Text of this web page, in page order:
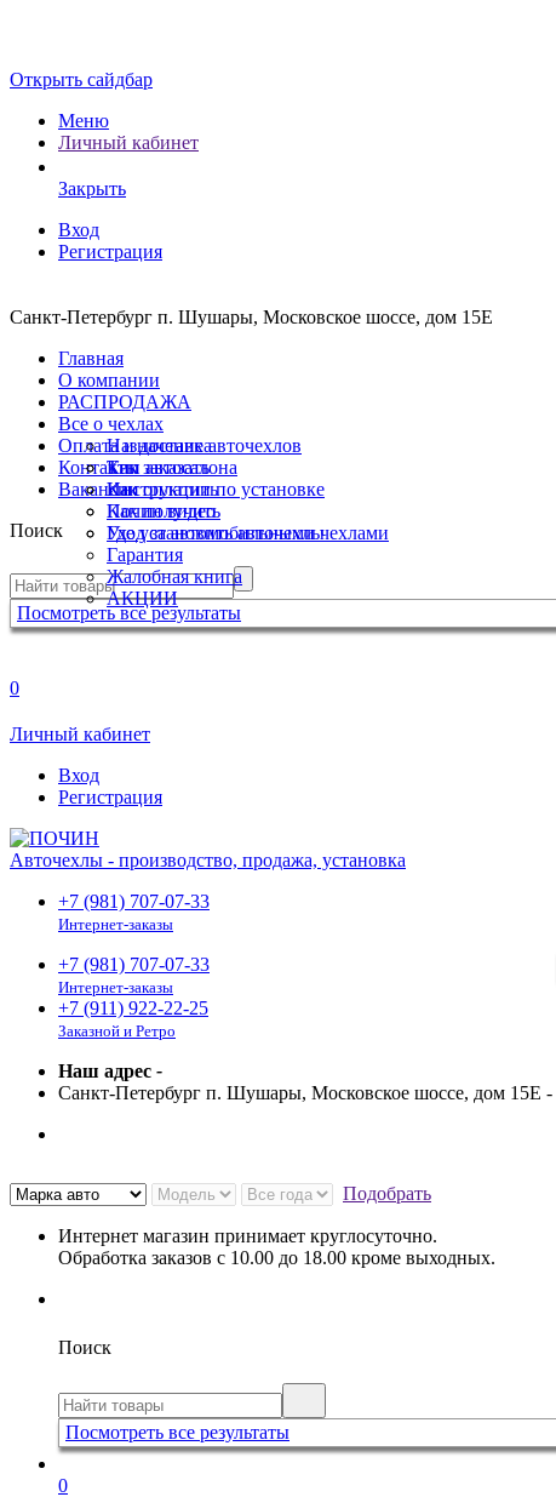
Открыть сайдбар
Меню
Личный кабинет
Закрыть
Вход
Регистрация
Санкт-Петербург п. Шушары, Московское шоссе, дом 15Е
Главная
О компании
РАСПРОДАЖА
Все о чехлах
Назначение авточехлов
Тип автосалона
Инструкции по установке
Почин видео
Уход за автомобильными чехлами
Оплата и доставка
Как заказать
Как оплатить
Как получить
Где установить авточехлы
Гарантия
Жалобная книга
АКЦИИ
Контакты
Вакансии
Поиск
Посмотреть все результаты
0
Личный кабинет
Вход
Регистрация
Авточехлы - производство, продажа, установка
+7 (981) 707-07-33
Интернет-заказы
+7 (981) 707-07-33
Интернет-заказы
+7 (911) 922-22-25
Заказной и Ретро
Наш адрес -
Санкт-Петербург п. Шушары, Московское шоссе, дом 15Е -
Подобрать
Интернет магазин принимает круглосуточно.
Обработка заказов с 10.00 до 18.00 кроме выходных.
Поиск
Посмотреть все результаты
0